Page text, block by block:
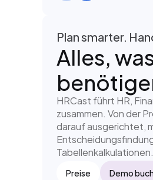
Plan smarter.
Alles,
HRCast führt HR,
zusammen. Von der
darauf ausgerichtet,
Tabellenkalkulationen.
Preise Demo